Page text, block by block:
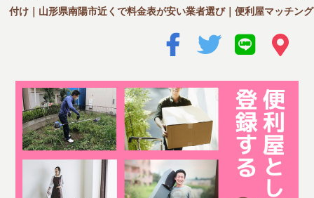
付け｜山形県南陽市近くで料金表が安い業者選び｜便利屋マッチング